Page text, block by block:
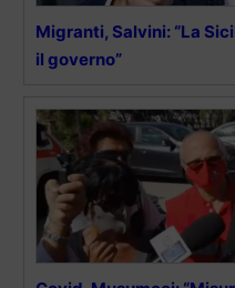
Migranti, Salvini: “La
il governo”